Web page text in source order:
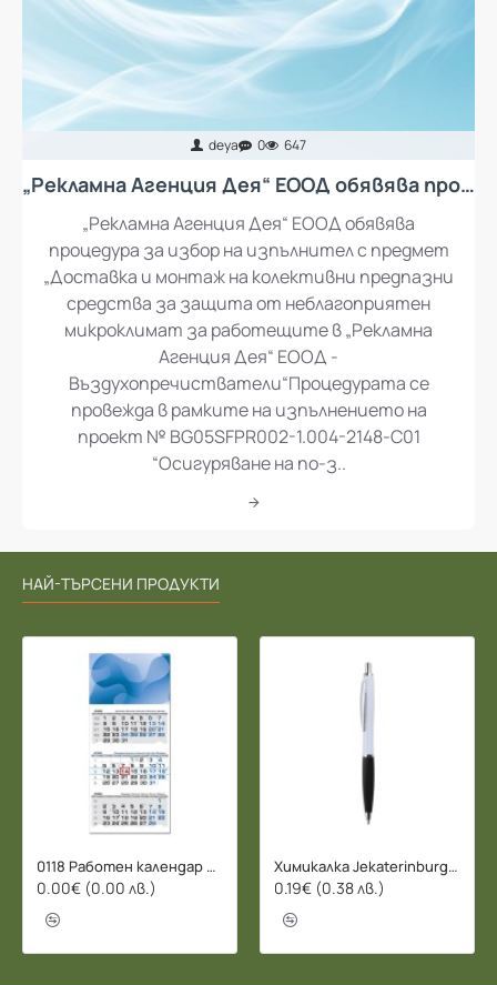
deya 0 647
„Рекламна Агенция Дея“ ЕООД обявява процедура за избор на изпълнител с предмет „Доставка и монтаж на колективни предпазни средства за защита от неблагоприятен микроклимат за работещите в „Рекламна Агенция Дея“ ЕООД - въздухопречистватели“
„Рекламна Агенция Дея“ ЕООД обявява
процедура за избор на изпълнител с предмет
„Доставка и монтаж на колективни предпазни
средства за защита от неблагоприятен
микроклимат за работещите в „Рекламна
Агенция Дея“ ЕООД -
Въздухопречистватели“Процедурата се
провежда в рамките на изпълнението на
проект № BG05SFPR002-1.004-2148-C01
“Осигуряване на по-з..
НАЙ-ТЪРСЕНИ ПРОДУКТИ
0118 Работен календар БИЗНЕС 2026 - 3 СЕКЦИИ
0.00€ (0.00 лв.)
Химикалка Jekaterinburg - 078206
0.19€ (0.38 лв.)